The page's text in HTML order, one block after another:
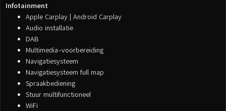
Infotainment
Apple Carplay | Android Carplay
Audio installatie
DAB
Multimedia-voorbereiding
Navigatiesysteem
Navigatiesysteem full map
Spraakbediening
Stuur multifunctioneel
WiFi